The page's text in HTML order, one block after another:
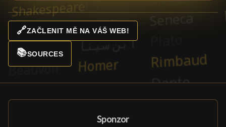
🔗ZAČLENIT MĚ NA VÁŠ WEB!
📚SOURCES
Sponzor